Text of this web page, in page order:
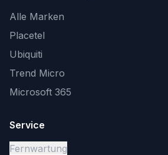
Alle Marken
Placetel
Ubiquiti
Trend Micro
Microsoft 365
Service
Fernwartung